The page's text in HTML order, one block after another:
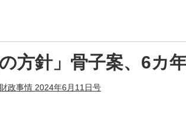
方針」骨子案、6カ
政事情 2024年6月11日号